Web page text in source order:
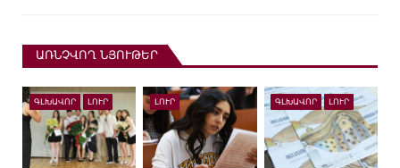
ԱՌՆՉՎՈՂ ՆՅՈՒԹԵՐ
ԳԼԽԱՎՈՐ ԼՈՒՐ ԼՈՒՐ ԳԼԽԱՎՈՐ ԼՈՒՐ